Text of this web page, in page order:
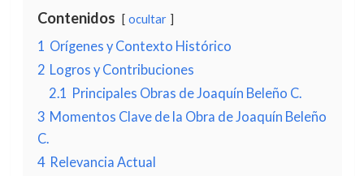
Contenidos ocultar
1 Orígenes y Contexto Histórico
2 Logros y Contribuciones
2.1 Principales Obras de Joaquín Beleño C.
3 Momentos Clave de la Obra de Joaquín Beleño
C.
4 Relevancia Actual